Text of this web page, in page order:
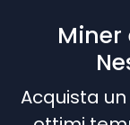
Miner
Acquista